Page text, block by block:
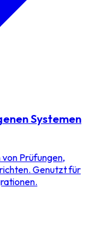
Systemen
Prüfungen,
Genutzt für